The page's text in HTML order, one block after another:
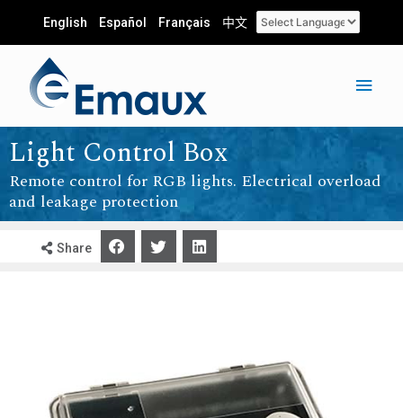
English Español Français 中文
Light Control Box
Remote control for RGB lights. Electrical overload
and leakage protection
Share